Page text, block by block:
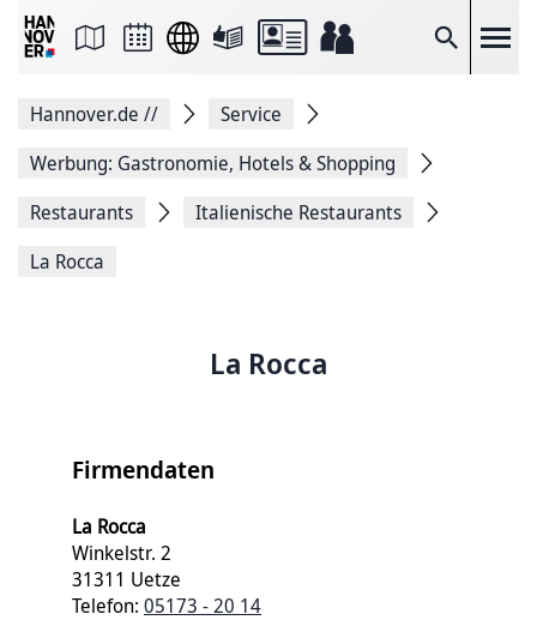
Suche
Seite
Facebook
teilen
Seitenlink
Seite
Hannover.de //
Service
Werbung: Gastronomie, Hotels & Shopping
Restaurants
Italienische Restaurants
La Rocca
La Rocca
Firmendaten
La Rocca
Winkelstr. 2
31311 Uetze
Telefon: 05173 - 20 14